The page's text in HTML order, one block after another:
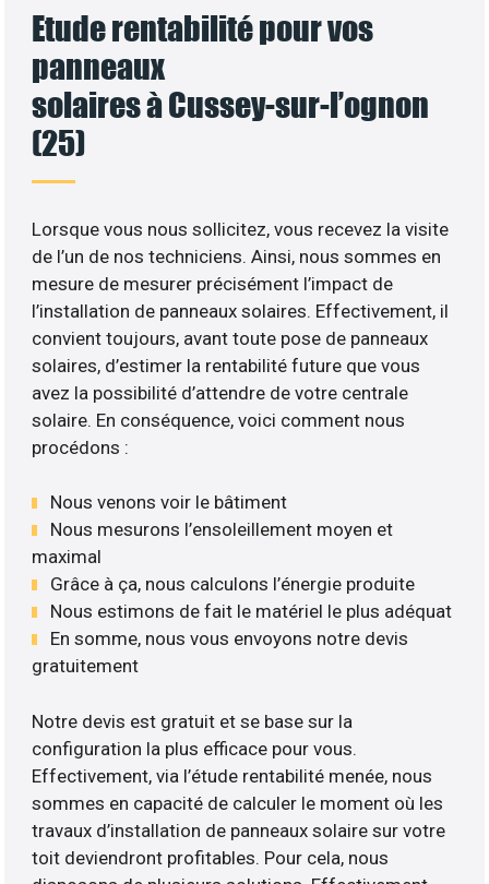
Etude rentabilité pour vos
panneaux
solaires à Cussey-sur-l’ognon
(25)
Lorsque vous nous sollicitez, vous recevez la visite
de l’un de nos techniciens. Ainsi, nous sommes en
mesure de mesurer précisément l’impact de
l’installation de panneaux solaires. Effectivement, il
convient toujours, avant toute pose de panneaux
solaires, d’estimer la rentabilité future que vous
avez la possibilité d’attendre de votre centrale
solaire. En conséquence, voici comment nous
procédons :
Nous venons voir le bâtiment
Nous mesurons l’ensoleillement moyen et
maximal
Grâce à ça, nous calculons l’énergie produite
Nous estimons de fait le matériel le plus adéquat
En somme, nous vous envoyons notre devis
gratuitement
Notre devis est gratuit et se base sur la
configuration la plus efficace pour vous.
Effectivement, via l’étude rentabilité menée, nous
sommes en capacité de calculer le moment où les
travaux d’installation de panneaux solaire sur votre
toit deviendront profitables. Pour cela, nous